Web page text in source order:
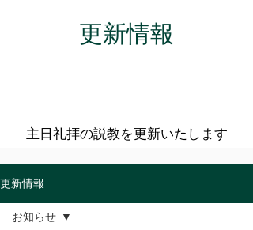
​更新情報
主日礼拝の説教を更新いたします
更新情報
お知らせ